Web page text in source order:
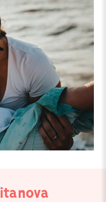
Alle i vores
er